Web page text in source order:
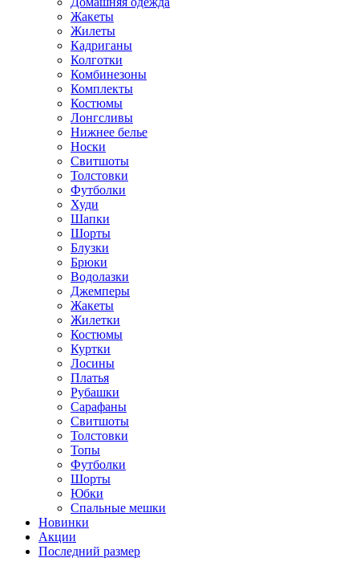
Жакеты
Жилеты
Кадриганы
Колготки
Комбинезоны
Комплекты
Костюмы
Лонгсливы
Нижнее белье
Носки
Свитшоты
Толстовки
Футболки
Худи
Шапки
Шорты
Блузки
Брюки
Водолазки
Джемперы
Жакеты
Жилетки
Костюмы
Куртки
Лосины
Платья
Рубашки
Сарафаны
Свитшоты
Толстовки
Топы
Футболки
Шорты
Юбки
Спальные мешки
Новинки
Акции
Последний размер